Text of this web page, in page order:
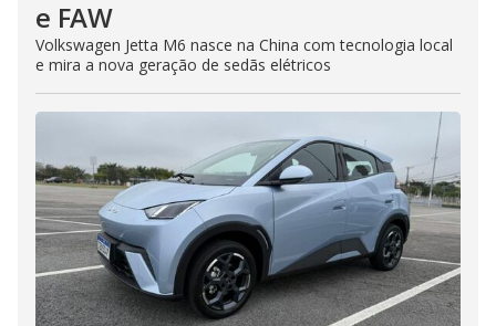
e FAW
Volkswagen Jetta M6 nasce na China com tecnologia local
e mira a nova geração de sedãs elétricos